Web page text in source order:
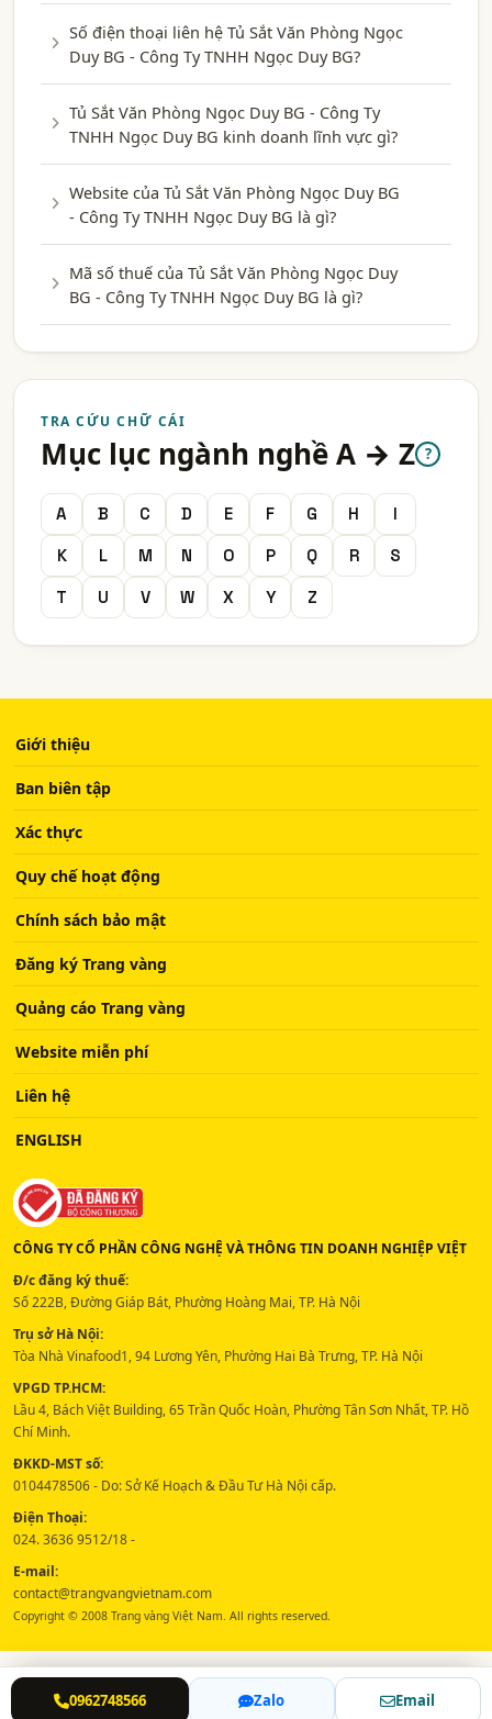
0962748566 Zalo Email
Số điện thoại liên hệ Tủ Sắt Văn Phòng Ngọc
Duy BG - Công Ty TNHH Ngọc Duy BG?
Tủ Sắt Văn Phòng Ngọc Duy BG - Công Ty
TNHH Ngọc Duy BG kinh doanh lĩnh vực gì?
Website của Tủ Sắt Văn Phòng Ngọc Duy BG
- Công Ty TNHH Ngọc Duy BG là gì?
Mã số thuế của Tủ Sắt Văn Phòng Ngọc Duy
BG - Công Ty TNHH Ngọc Duy BG là gì?
TRA CỨU CHỮ CÁI
Mục lục ngành nghề A → Z ?
A B C D E F G H
I
K
L M N O P Q R
S
T
U V W X Y Z
Giới thiệu
Ban biên tập
Xác thực
Quy chế hoạt động
Chính sách bảo mật
Đăng ký Trang vàng
Quảng cáo Trang vàng
Website miễn phí
Liên hệ
ENGLISH
CÔNG TY CỔ PHẦN CÔNG NGHỆ VÀ THÔNG TIN DOANH NGHIỆP VIỆT
Đ/c đăng ký thuế:
Số 222B, Đường Giáp Bát, Phường Hoàng Mai, TP. Hà Nội
Trụ sở Hà Nội:
Tòa Nhà Vinafood1, 94 Lương Yên, Phường Hai Bà Trưng, TP. Hà Nội
VPGD TP.HCM:
Lầu 4, Bách Việt Building, 65 Trần Quốc Hoàn, Phường Tân Sơn Nhất, TP. Hồ
Chí Minh.
ĐKKD-MST số:
0104478506 - Do: Sở Kế Hoạch & Đầu Tư Hà Nội cấp.
Điện Thoại:
024. 3636 9512/18 -
E-mail:
contact@trangvangvietnam.com
Copyright © 2008 Trang vàng Việt Nam. All rights reserved.